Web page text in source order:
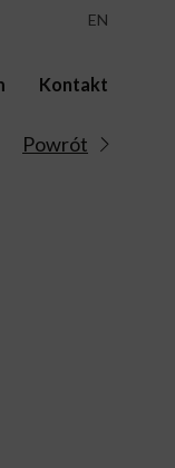
EN
Kontakt
Powrót